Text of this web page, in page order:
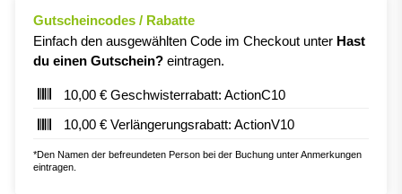
Gutscheincodes / Rabatte
Einfach den ausgewählten Code im Checkout unter Hast
du einen Gutschein? eintragen.
10,00 € Geschwisterrabatt: ActionC10
10,00 € Verlängerungsrabatt: ActionV10
*Den Namen der befreundeten Person bei der Buchung unter Anmerkungen
eintragen.